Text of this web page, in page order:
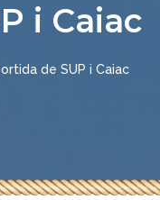
i Caiac
de SUP i Caiac